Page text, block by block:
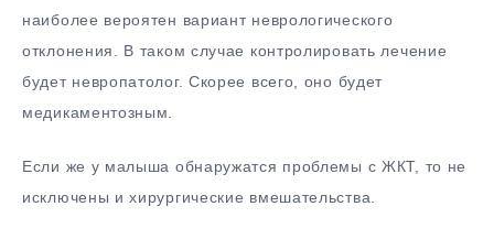
наиболее вероятен вариант неврологического
отклонения. В таком случае контролировать лечение
будет невропатолог. Скорее всего, оно будет
медикаментозным.
Если же у малыша обнаружатся проблемы с ЖКТ, то не
исключены и хирургические вмешательства.